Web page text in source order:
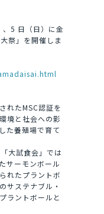
5 日（日）に金
祭」を開催しま
れたMSC認証を
境と社会への影
た養殖場で育て
大試食会」では
サーモンボール
れたプラントボ
サステナブル・
ラントボールと